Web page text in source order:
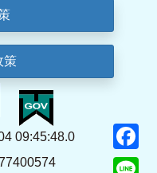
策
09:45:48.0